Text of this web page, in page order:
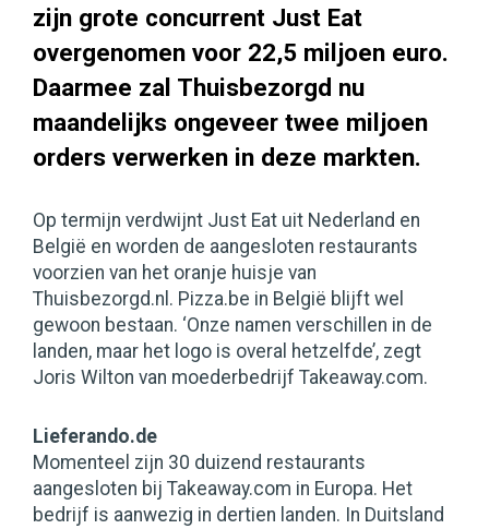
zijn grote concurrent Just Eat
overgenomen voor 22,5 miljoen euro.
Daarmee zal Thuisbezorgd nu
maandelijks ongeveer twee miljoen
orders verwerken in deze markten.
Op termijn verdwijnt Just Eat uit Nederland en
België en worden de aangesloten restaurants
voorzien van het oranje huisje van
Thuisbezorgd.nl. Pizza.be in België blijft wel
gewoon bestaan. ‘Onze namen verschillen in de
landen, maar het logo is overal hetzelfde’, zegt
Joris Wilton van moederbedrijf Takeaway.com.
Lieferando.de
Momenteel zijn 30 duizend restaurants
aangesloten bij Takeaway.com in Europa. Het
bedrijf is aanwezig in dertien landen. In Duitsland